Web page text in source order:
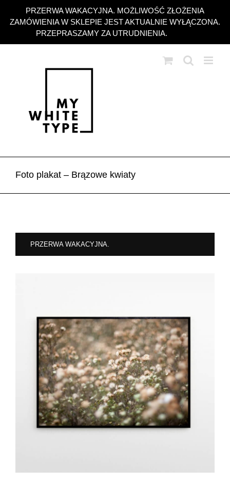
PRZERWA WAKACYJNA. MOŻLIWOŚĆ ZŁOŻENIA
ZAMÓWIENIA W SKLEPIE JEST AKTUALNIE WYŁĄCZONA.
PRZEPRASZAMY ZA UTRUDNIENIA.
zawartości
Foto plakat – Brązowe kwiaty
PRZERWA WAKACYJNA.